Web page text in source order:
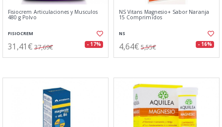
Fisiocrem Articulaciones y Musculos
480 g Polvo
FISIOCREM
31,41€ 37,69€ - 17%
NS Vitans Magnesio+ Sabor Naranja
15 Comprimidos
NS
4,64€ 5,55€ - 16%